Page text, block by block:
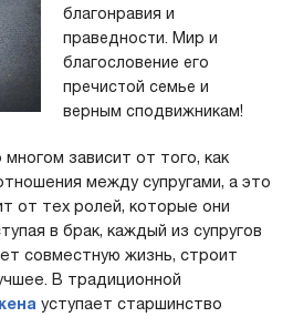
благонравия и
праведности. Мир и
благословение его
пречистой семье и
верным сподвижникам!
зависит от того, как
между супругами, а это
от тех ролей, которые они
в брак, каждый из супругов
совместную жизнь, строит
В традиционной
уступает старшинство